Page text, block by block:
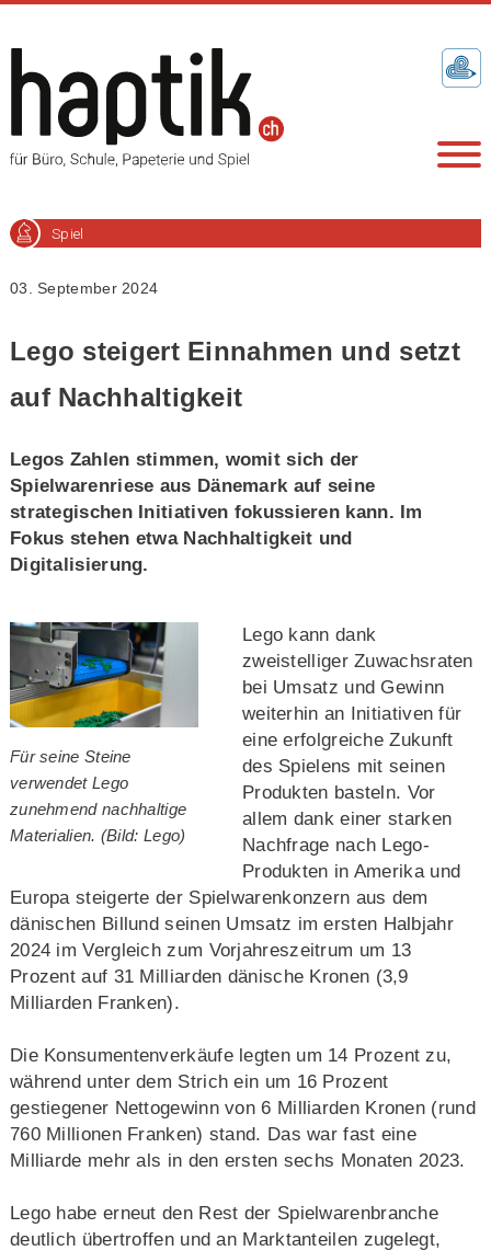
Spiel
03. September 2024
Lego steigert Einnahmen und setzt
auf Nachhaltigkeit
Legos Zahlen stimmen, womit sich der
Spielwarenriese aus Dänemark auf seine
strategischen Initiativen fokussieren kann. Im
Fokus stehen etwa Nachhaltigkeit und
Digitalisierung.
Für seine Steine
verwendet Lego
zunehmend nachhaltige
Materialien. (Bild: Lego)
Lego kann dank
zweistelliger Zuwachsraten
bei Umsatz und Gewinn
weiterhin an Initiativen für
eine erfolgreiche Zukunft
des Spielens mit seinen
Produkten basteln. Vor
allem dank einer starken
Nachfrage nach Lego-
Produkten in Amerika und
Europa steigerte der Spielwarenkonzern aus dem
dänischen Billund seinen Umsatz im ersten Halbjahr
2024 im Vergleich zum Vorjahreszeitrum um 13
Prozent auf 31 Milliarden dänische Kronen (3,9
Milliarden Franken).
Die Konsumentenverkäufe legten um 14 Prozent zu,
während unter dem Strich ein um 16 Prozent
gestiegener Nettogewinn von 6 Milliarden Kronen (rund
760 Millionen Franken) stand. Das war fast eine
Milliarde mehr als in den ersten sechs Monaten 2023.
Lego habe erneut den Rest der Spielwarenbranche
deutlich übertroffen und an Marktanteilen zugelegt,